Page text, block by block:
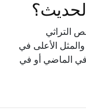
التراثي
والمثل الأعلى في
الماضي أو في